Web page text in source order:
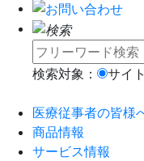
検索対象：
サイ
医療従事者の皆様
商品情報
サービス情報